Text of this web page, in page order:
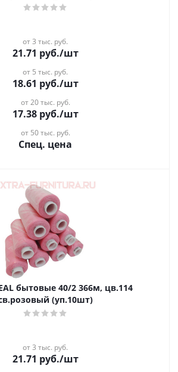
от 3 тыс. руб.
21.71 руб./шт
от 5 тыс. руб.
18.61 руб./шт
от 20 тыс. руб.
17.38руб./шт
от 50 тыс. руб.
Спец. цена
бытовые 40/2 366м, цв.114
(уп.10шт)
от 3 тыс. руб.
21.71 руб./шт